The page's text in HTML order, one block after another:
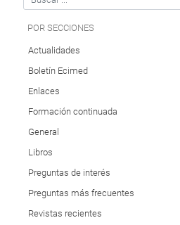
POR SECCIONES
Actualidades
Boletín Ecimed
Enlaces
Formación continuada
General
Libros
Preguntas de interés
Preguntas más frecuentes
Revistas recientes